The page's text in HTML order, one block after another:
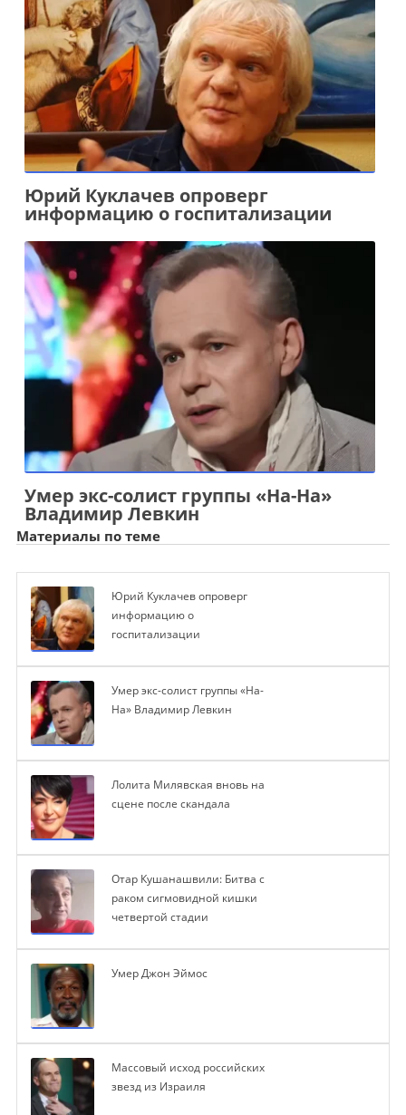
Юрий Куклачев опроверг
информацию о госпитализации
Умер экс-солист группы «На-На»
Владимир Левкин
Материалы по теме
Юрий Куклачев опроверг
информацию о
госпитализации
Умер экс-солист группы «На-
На» Владимир Левкин
Лолита Милявская вновь на
сцене после скандала
Отар Кушанашвили: Битва с
раком сигмовидной кишки
четвертой стадии
Умер Джон Эймос
Массовый исход российских
звезд из Израиля